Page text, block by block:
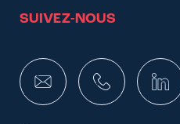
SUIVEZ-NOUS